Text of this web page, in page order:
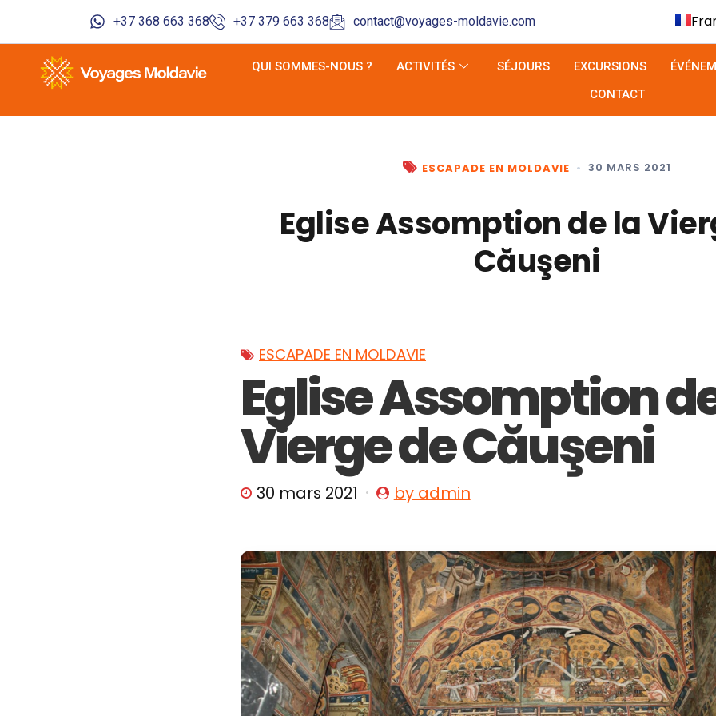
+37 368 663 368 +37 379 663 368 contact@voyages-moldavie.com
QUI SOMMES-NOUS ? ACTIVITÉS SÉJOURS EXCURSIONS
CONTACT
ESCAPADE EN MOLDAVIE • 30 MARS 2021
Eglise Assomption de la
Căuşeni
ESCAPADE EN MOLDAVIE
Eglise Assomption
Vierge de Căuşeni
30 mars 2021 by admin